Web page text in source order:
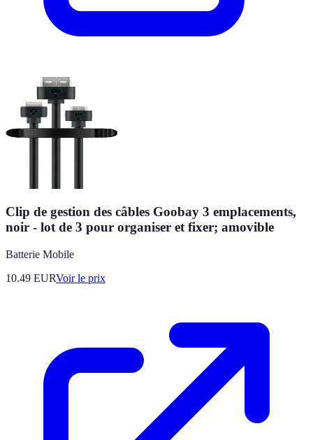
Clip de gestion des câbles Goobay 3 emplacements,
noir - lot de 3 pour organiser et fixer; amovible
Batterie Mobile
10.49 EURVoir le prix